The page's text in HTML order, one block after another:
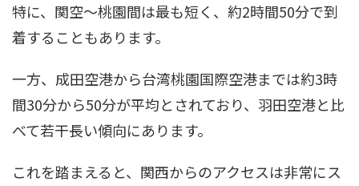
特に、関空〜桃園間は最も短く、約2時間50分で到
着することもあります。
一方、成田空港から台湾桃園国際空港までは約3時
間30分から50分が平均とされており、羽田空港と比
べて若干長い傾向にあります。
これを踏まえると、関西からのアクセスは非常にス